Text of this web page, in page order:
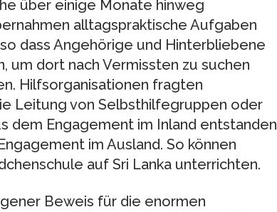
über einige Monate hinweg
alltagspraktische Aufgaben
dass Angehörige und Hinterbliebene
um dort nach Vermissten zu suchen
Hilfsorganisationen fragten
Leitung von Selbsthilfegruppen oder
dem Engagement im Inland entstanden
im Ausland. So können
auf Sri Lanka unterrichten.
Beweis für die enormen